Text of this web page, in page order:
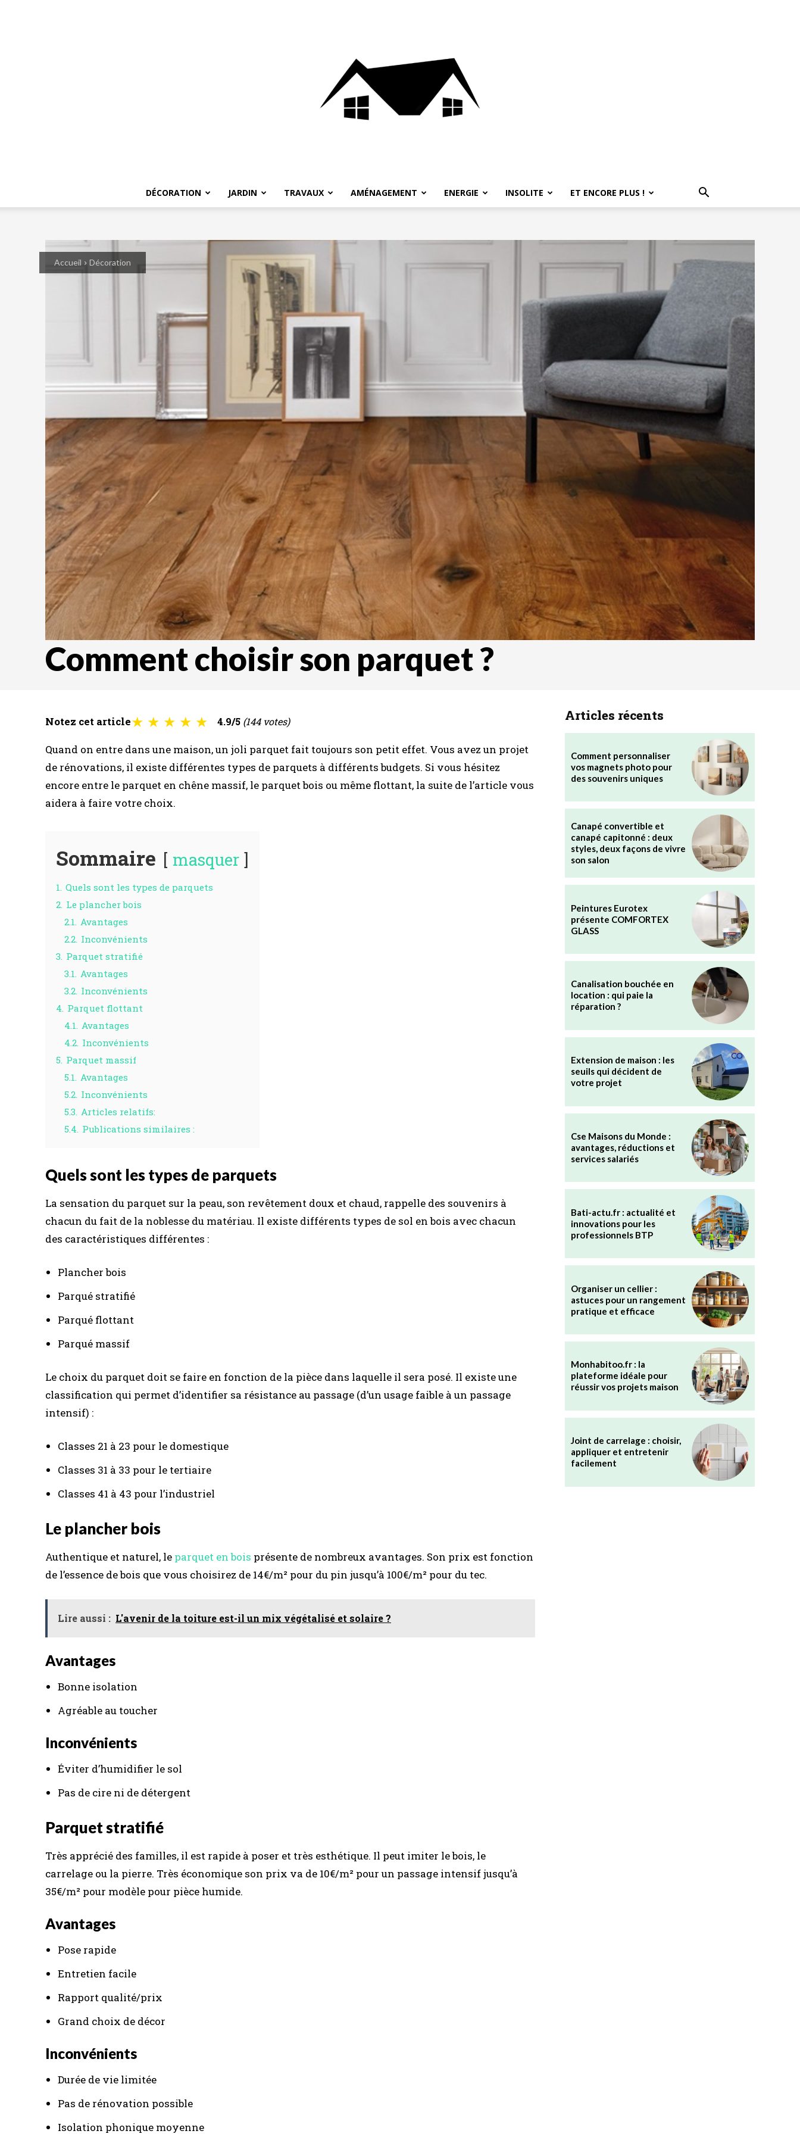
DÉCORATION JARDIN TRAVAUX AMÉNAGEMENT ENERGIE INSOLITE ET ENCORE PLUS !
Accueil Décoration
Comment choisir son parquet ?
Notez cet article★ ★ ★ ★ ★ 4.9/5 (144 votes)
Quand on entre dans une maison, un joli parquet fait toujours son petit effet. Vous avez un projet
de rénovations, il existe différentes types de parquets à différents budgets. Si vous hésitez
encore entre le parquet en chêne massif, le parquet bois ou même flottant, la suite de l’article vous
aidera à faire votre choix.
Sommaire masquer
1. Quels sont les types de parquets
2. Le plancher bois
2.1. Avantages
2.2. Inconvénients
3. Parquet stratifié
3.1. Avantages
3.2. Inconvénients
4. Parquet flottant
4.1. Avantages
4.2. Inconvénients
5. Parquet massif
5.1. Avantages
5.2. Inconvénients
5.3. Articles relatifs:
5.4. Publications similaires :
Quels sont les types de parquets
La sensation du parquet sur la peau, son revêtement doux et chaud, rappelle des souvenirs à
chacun du fait de la noblesse du matériau. Il existe différents types de sol en bois avec chacun
des caractéristiques différentes :
Plancher bois
Parqué stratifié
Parqué flottant
Parqué massif
Le choix du parquet doit se faire en fonction de la pièce dans laquelle il sera posé. Il existe une
classification qui permet d’identifier sa résistance au passage (d’un usage faible à un passage
intensif) :
Classes 21 à 23 pour le domestique
Classes 31 à 33 pour le tertiaire
Classes 41 à 43 pour l’industriel
Le plancher bois
Authentique et naturel, le parquet en bois présente de nombreux avantages. Son prix est fonction
de l’essence de bois que vous choisirez de 14€/m² pour du pin jusqu’à 100€/m² pour du tec.
Lire aussi : L'avenir de la toiture est-il un mix végétalisé et solaire ?
Avantages
Bonne isolation
Agréable au toucher
Inconvénients
Éviter d’humidifier le sol
Pas de cire ni de détergent
Parquet stratifié
Très apprécié des familles, il est rapide à poser et très esthétique. Il peut imiter le bois, le
carrelage ou la pierre. Très économique son prix va de 10€/m² pour un passage intensif jusqu’à
35€/m² pour modèle pour pièce humide.
Avantages
Pose rapide
Entretien facile
Rapport qualité/prix
Grand choix de décor
Inconvénients
Durée de vie limitée
Pas de rénovation possible
Isolation phonique moyenne
Articles récents
Comment personnaliser
vos magnets photo pour
des souvenirs uniques
Canapé convertible et
canapé capitonné : deux
styles, deux façons de vivre
son salon
Peintures Eurotex
présente COMFORTEX
GLASS
Canalisation bouchée en
location : qui paie la
réparation ?
Extension de maison : les
seuils qui décident de
votre projet
Cse Maisons du Monde :
avantages, réductions et
services salariés
Bati-actu.fr : actualité et
innovations pour les
professionnels BTP
Organiser un cellier :
astuces pour un rangement
pratique et efficace
Monhabitoo.fr : la
plateforme idéale pour
réussir vos projets maison
Joint de carrelage : choisir,
appliquer et entretenir
facilement